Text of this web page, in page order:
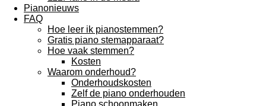
Pianonieuws
FAQ
Hoe leer ik pianostemmen?
Gratis piano stemapparaat?
Hoe vaak stemmen?
Kosten
Waarom onderhoud?
Onderhoudskosten
Zelf de piano onderhouden
Piano schoonmaken